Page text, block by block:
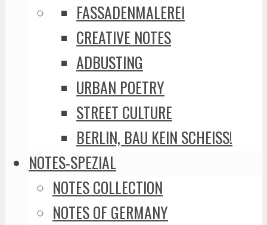
FASSADENMALEREI
CREATIVE NOTES
ADBUSTING
URBAN POETRY
STREET CULTURE
BERLIN, BAU KEIN SCHEISS!
NOTES-SPEZIAL
NOTES COLLECTION
NOTES OF GERMANY